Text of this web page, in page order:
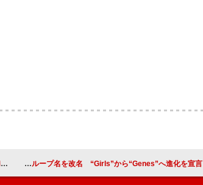
XG、グループ名を改名 “Girls”から“Genes”へ進化を宣言